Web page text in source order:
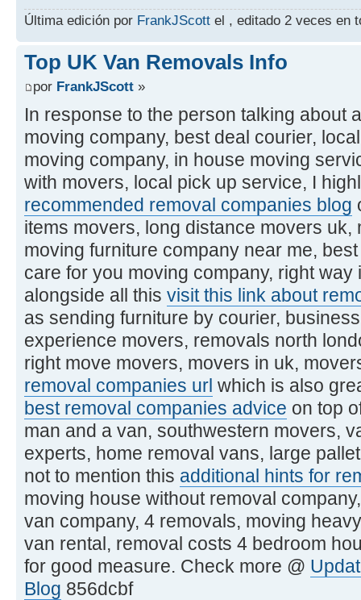
Última edición por FrankJScott el , editado 2 veces en
Top UK Van Removals Info
por FrankJScott »
In response to the person talking about
moving company, best deal courier,
moving company, in house moving
with movers, local pick up service, I
recommended removal companies blog
items movers, long distance movers uk,
moving furniture company near me,
care for you moving company, right way
alongside all this visit this link about
as sending furniture by courier,
experience movers, removals north
right move movers, movers in uk,
removal companies url which is also
best removal companies advice on top
man and a van, southwestern movers,
experts, home removal vans, large
not to mention this additional hints for
moving house without removal
van company, 4 removals, moving
van rental, removal costs 4 bedroom
for good measure. Check more @
Blog 856dcbf